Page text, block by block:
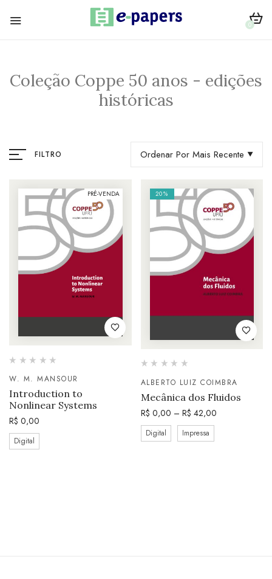
0
Coleção Coppe 50 anos - edições
históricas
FILTRO Ordenar Por Mais Recente
PRÉ-VENDA
W. M. MANSOUR
Introduction to
Nonlinear Systems
R$ 0,00
Digital
20%
ALBERTO LUIZ COIMBRA
Mecânica dos Fluidos
R$ 0,00 – R$ 42,00
Digital Impressa